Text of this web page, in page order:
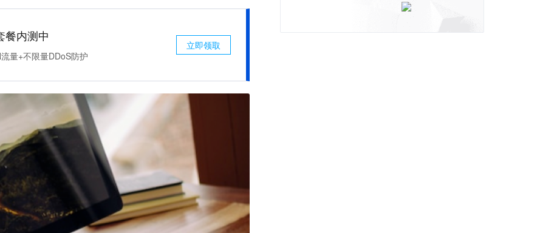
餐内测中
量+不限量DDoS防护
立即领取